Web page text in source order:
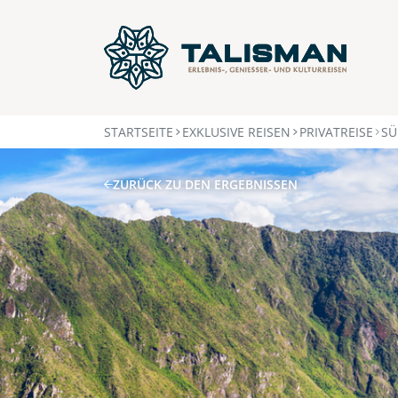
STARTSEITE EXKLUSIVE REISEN PRIVATREISE
ZURÜCK ZU DEN ERGEBNISSEN